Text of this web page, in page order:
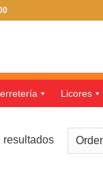
Licores
resultados